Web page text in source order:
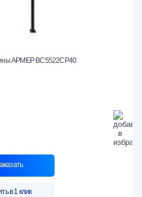
АРМЕР ВС5522СР40
в 1 клик